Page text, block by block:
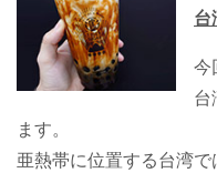
台
今
台
ます。
亜熱帯に位置する台湾